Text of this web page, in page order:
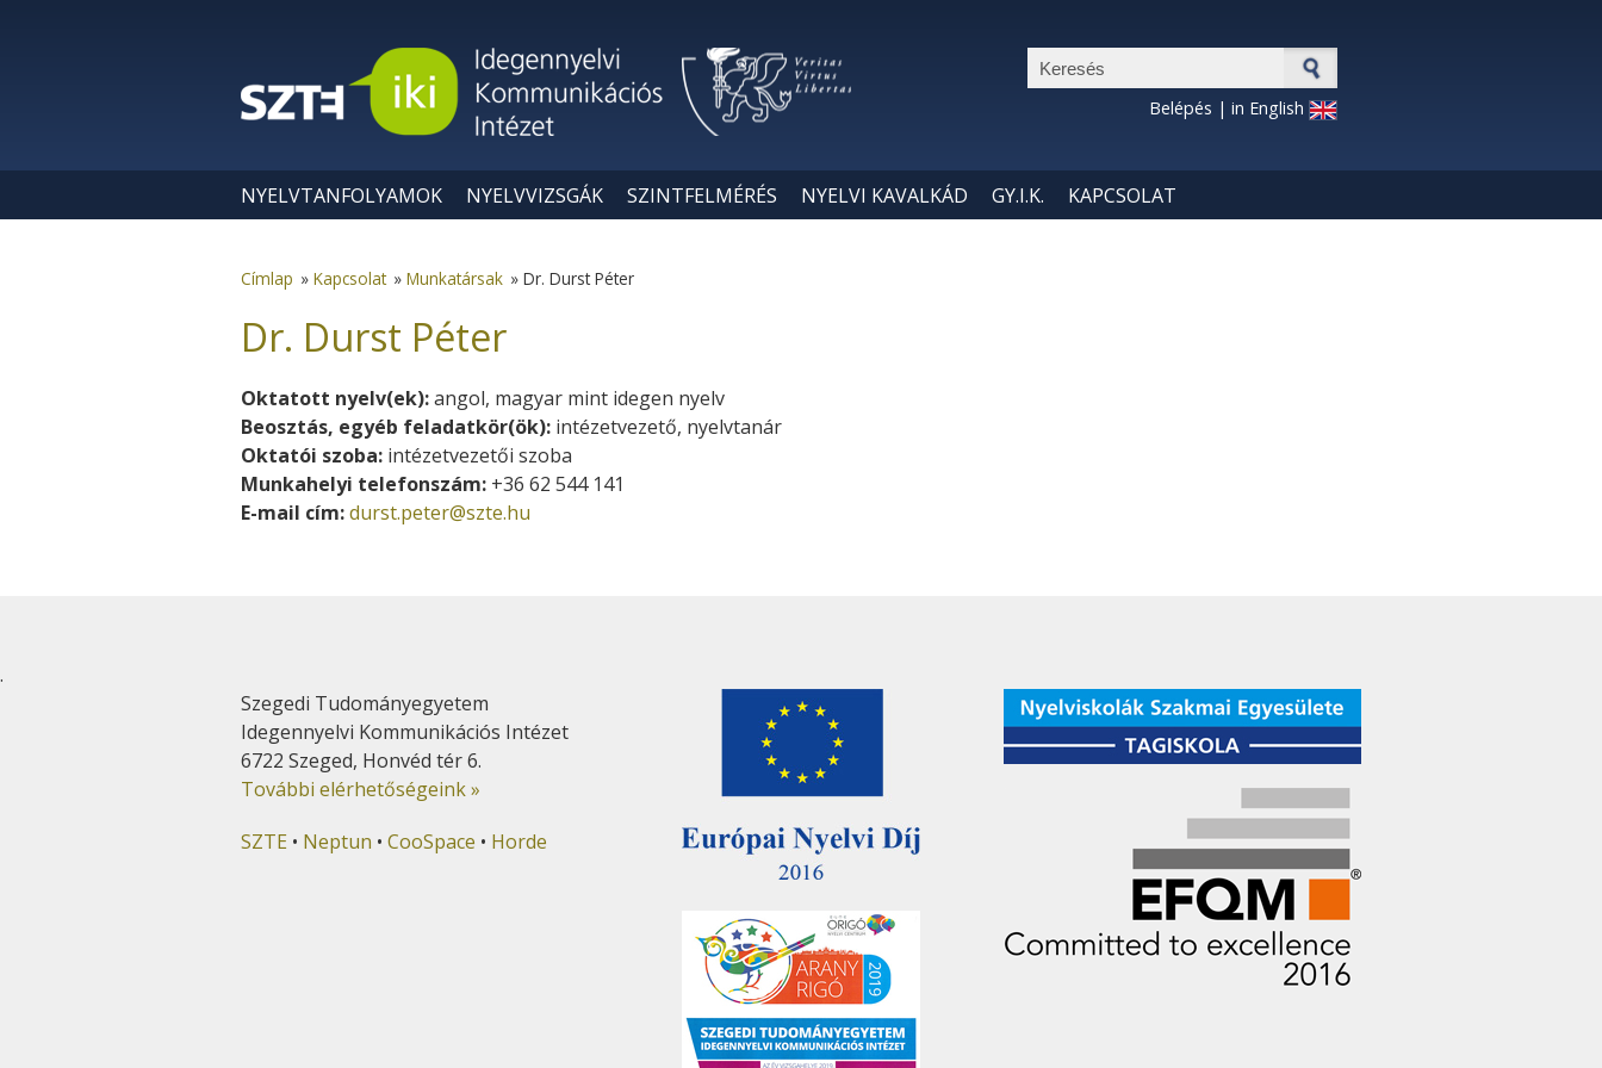
Keresés űrlap
Belépés | in English
NYELVTANFOLYAMOK NYELVVIZSGÁK SZINTFELMÉRÉS NYELVI KAVALKÁD GY.I.K. KAPCSOLAT
Címlap » Kapcsolat » Munkatársak » Dr. Durst Péter
Dr. Durst Péter
Oktatott nyelv(ek):angol, magyar mint idegen nyelv
Beosztás, egyéb feladatkör(ök): intézetvezető, nyelvtanár
Oktatói szoba: intézetvezetői szoba
Munkahelyi telefonszám: +36 62 544 141
E-mail cím:durst.peter@szte.hu
.
Szegedi Tudományegyetem
Idegennyelvi Kommunikációs Intézet
6722 Szeged, Honvéd tér 6.
További elérhetőségeink »
SZTE • Neptun • CooSpace • Horde